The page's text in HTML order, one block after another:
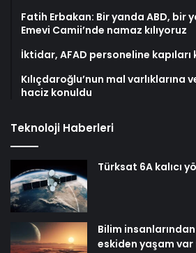
Fatih Erbakan: Bir yanda ABD, bir
Emevi Camii’nde namaz kılıyoruz
İktidar, AFAD personeline
Kılıçdaroğlu’nun mal varlıklarına
haciz konuldu
Teknoloji Haberleri
Türksat 6A kalıcı
Bilim
eskiden yaşam var